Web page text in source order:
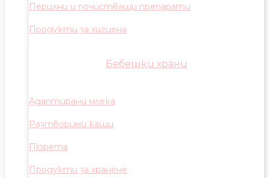
Перилни и почистващи препарати
Продукти за хигиена
Бебешки храни
Адаптирани млека
Разтворими каши
Пюрета
Продукти за хранене